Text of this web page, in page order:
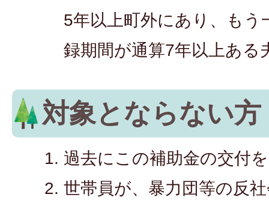
5年以上町外にあり、もう
録期間が通算7年以上ある
対象とならない方
過去にこの補助金の交付
世帯員が、暴力団等の反